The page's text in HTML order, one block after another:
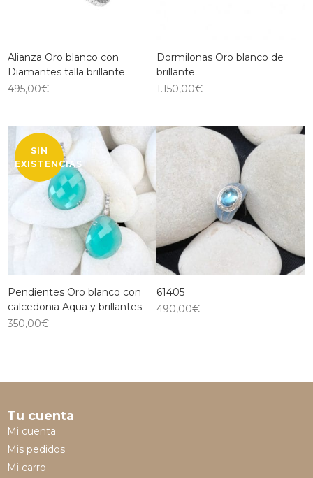
Alianza Oro blanco con
Diamantes talla brillante
495,00€
Dormilonas Oro blanco de
brillante
1.150,00€
SIN
EXISTENCIAS
Pendientes Oro blanco con
calcedonia Aqua y brillantes
350,00€
61405
490,00€
Tu cuenta
Mi cuenta
Mis pedidos
Mi carro